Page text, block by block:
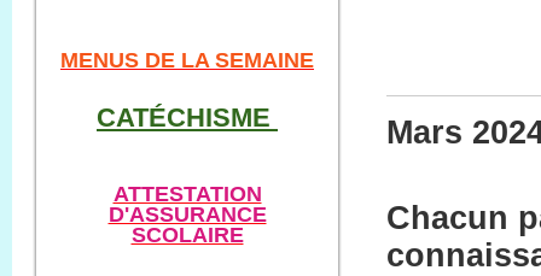
MENUS DE LA SEMAINE
CATÉCHISME
ATTESTATION
D'ASSURANCE
SCOLAIRE
Mars
Chacun